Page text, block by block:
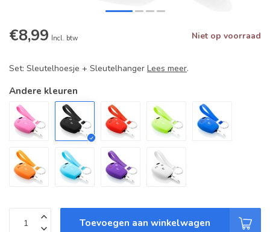
€8,99 Incl. btw Niet op voorraad
Set: Sleutelhoesje + Sleutelhanger Lees meer.
Andere kleuren
Toevoegen aan winkelwagen